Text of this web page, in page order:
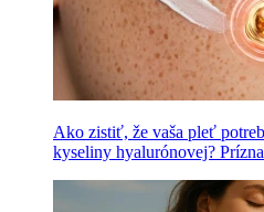
Ako zistiť, že vaša pleť
kyseliny hyalurónovej?